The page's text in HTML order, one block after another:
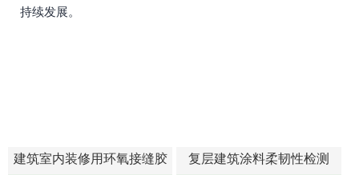
持续发展。
建筑室内装修用环氧接缝胶
复层建筑涂料柔韧性检测